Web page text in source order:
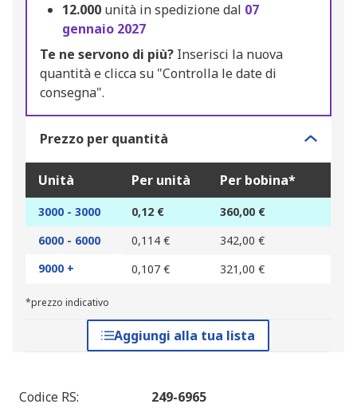
12.000 unità in spedizione dal 07
gennaio 2027
Te ne servono di più? Inserisci la nuova
quantità e clicca su "Controlla le date di
consegna".
Prezzo per quantità
Unità Per unità Per bobina*
3000 - 3000 0,12 €
360,00 €
6000 - 6000
0,114 €
342,00 €
9000 +
0,107 € 321,00 €
*prezzo indicativo
Aggiungi alla tua lista
Codice RS:
249-6965